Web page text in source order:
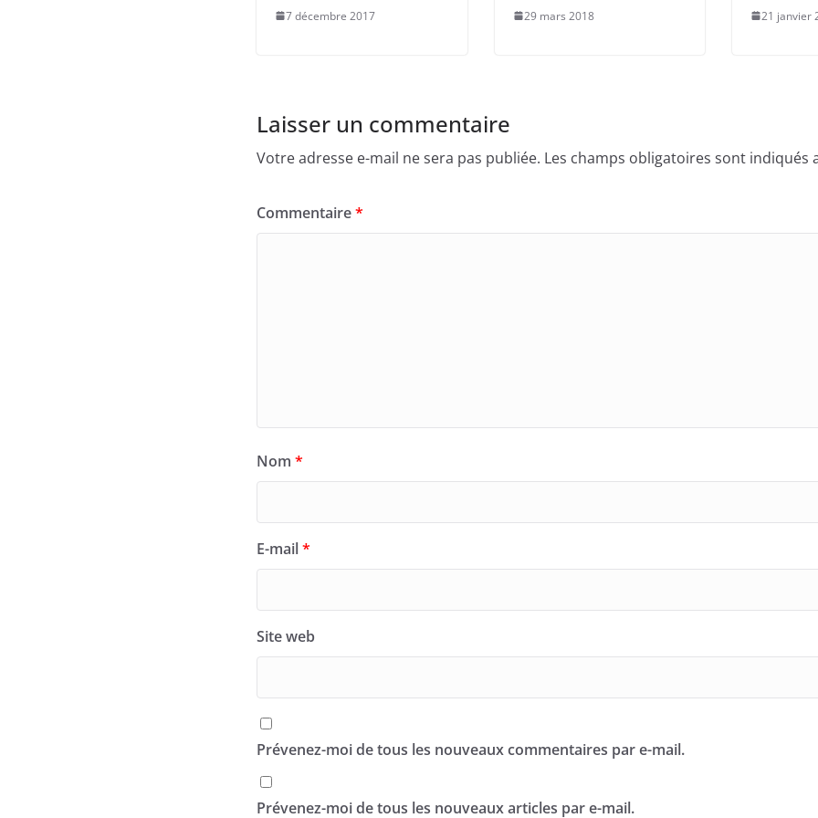
7 décembre 2017 29 mars 2018 21 janvier
Laisser un commentaire
Votre adresse e-mail ne sera pas publiée. Les champs obligatoires sont indiqués
Commentaire*
Nom *
E-mail*
Site web
Prévenez-moi de tous les nouveaux commentaires par e-mail.
Prévenez-moi de tous les nouveaux articles par e-mail.